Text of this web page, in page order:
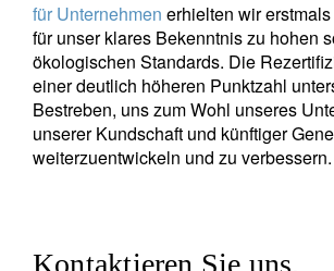
für Unternehmen erhielten wir
für unser klares Bekenntnis zu hohen
ökologischen Standards. Die
einer deutlich höheren Punktzahl
Bestreben, uns zum Wohl unseres
unserer Kundschaft und künftiger
weiterzuentwickeln und zu verbessern.
Kontaktieren Sie uns.